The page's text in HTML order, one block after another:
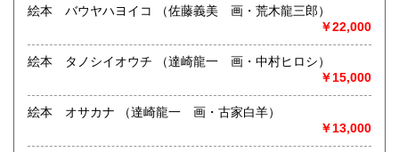
美術工芸、国語国文、外国文学、趣味、外国書、古書一般
（その他）
●古い絵本・児童書、絵雑誌、洋書絵本 Children's Books
絵本 バウヤハヨイコ （佐藤義美 画・荒木龍三郎）
￥22,000
絵本 タノシイオウチ （達崎龍一 画・中村ヒロシ）
￥15,000
絵本 オサカナ （達崎龍一 画・古家白羊）
￥13,000